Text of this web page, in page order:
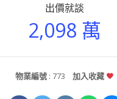
出價就談
2,098 萬
物業編號 : 773 加入收藏